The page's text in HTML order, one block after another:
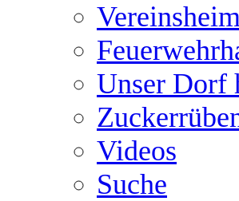
Unser Dorf
Videos
Suche